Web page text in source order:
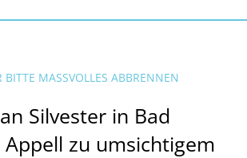
MASSVOLLES ABBRENNEN
Silvester in Bad
Appell zu umsichtigem